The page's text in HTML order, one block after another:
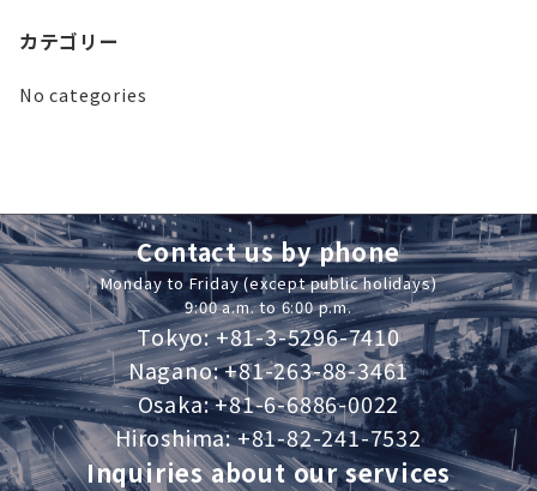
カテゴリー
No categories
Contact us by phone
Monday to Friday (except public holidays)
9:00 a.m. to 6:00 p.m.
Tokyo: +81-3-5296-7410
Nagano: +81-263-88-3461
Osaka: +81-6-6886-0022
Hiroshima: +81-82-241-7532
Inquiries about our services